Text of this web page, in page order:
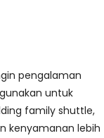
pengalaman
untuk
family shuttle,
kenyamanan lebih